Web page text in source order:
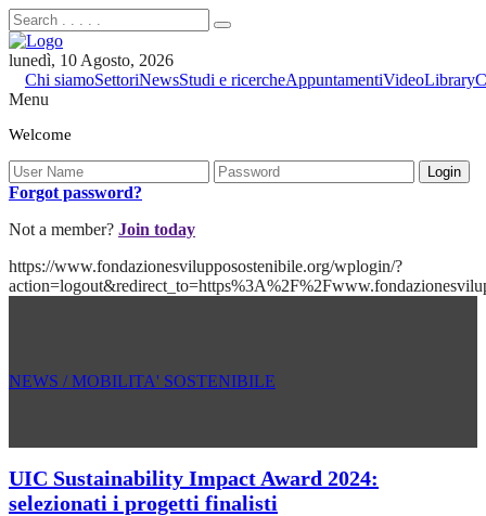
lunedì, 10 Agosto, 2026
Chi siamoSettoriNewsStudi e ricercheAppuntamentiVideoLibrary
Menu
Welcome
Forgot password?
Not a member? Join today
https://www.fondazionesvilupposostenibile.org/wplogin/?
NEWS / MOBILITA' SOSTENIBILE
UIC Sustainability Impact Award 2024:
selezionati i progetti finalisti